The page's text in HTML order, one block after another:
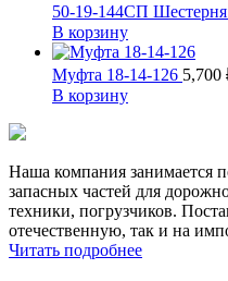
50-19-144СП
В корзину
Муфта 18-14-126 5,700
В корзину
Наша компания занимается
запасных частей для
техники, погрузчиков.
отечественную, так и на
Читать подробнее